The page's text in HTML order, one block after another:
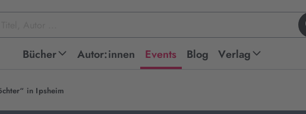
Bücher Autor:innen Events Blog Verlag
in Ipsheim